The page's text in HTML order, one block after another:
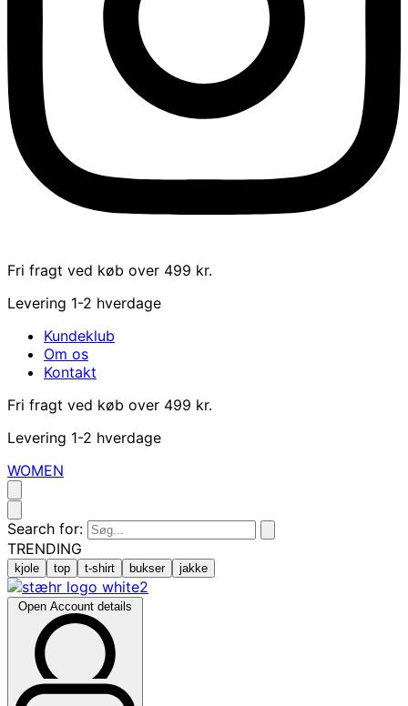
Fri fragt ved køb over 499 kr.
Levering 1-2 hverdage
Kundeklub
Om os
Kontakt
Fri fragt ved køb over 499 kr.
Levering 1-2 hverdage
WOMEN
Search for:
TRENDING
kjole top t-shirt bukser jakke
Open Account details